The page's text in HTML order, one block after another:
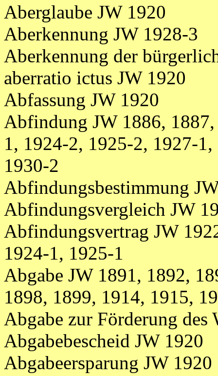
Aberglaube JW 1920
Aberkennung JW 1928-3
Aberkennung der
aberratio ictus JW 1920
Abfassung JW 1920
Abfindung JW 1886,
1, 1924-2, 1925-2, 1927-
1930-2
Abfindungsbestimmung
Abfindungsvergleich JW
Abfindungsvertrag JW
1924-1, 1925-1
Abgabe JW 1891, 1892,
1898, 1899, 1914, 1915,
Abgabe zur Förderung des
Abgabebescheid JW 1920
Abgabeersparung JW 1920